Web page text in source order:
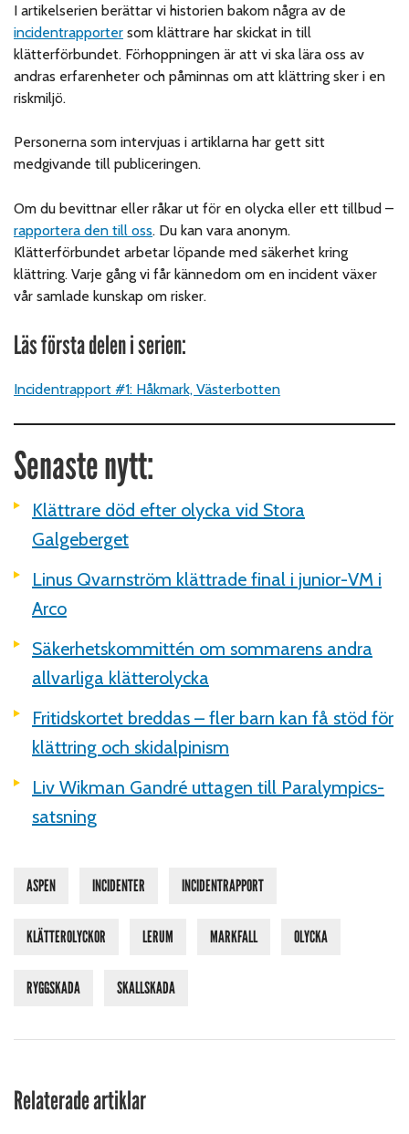
I artikelserien berättar vi historien bakom några av de
incidentrapporter som klättrare har skickat in till
klätterförbundet. Förhoppningen är att vi ska lära oss av
andras erfarenheter och påminnas om att klättring sker i en
riskmiljö.
Personerna som intervjuas i artiklarna har gett sitt
medgivande till publiceringen.
Om du bevittnar eller råkar ut för en olycka eller ett tillbud –
rapportera den till oss. Du kan vara anonym.
Klätterförbundet arbetar löpande med säkerhet kring
klättring. Varje gång vi får kännedom om en incident växer
vår samlade kunskap om risker.
Läs första delen i serien:
Incidentrapport #1: Håkmark, Västerbotten
Senaste nytt:
Klättrare död efter olycka vid Stora
Galgeberget
Linus Qvarnström klättrade final i junior-VM i
Arco
Säkerhetskommittén om sommarens andra
allvarliga klätterolycka
Fritidskortet breddas – fler barn kan få stöd för
klättring och skidalpinism
Liv Wikman Gandré uttagen till Paralympics-
satsning
ASPEN INCIDENTER INCIDENTRAPPORT
KLÄTTEROLYCKOR LERUM MARKFALL OLYCKA
RYGGSKADA SKALLSKADA
Relaterade artiklar